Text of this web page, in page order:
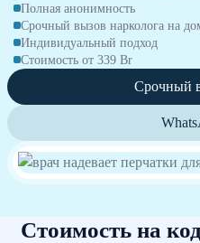
Полная анонимность
Срочный вызов нарколога на
Индивидуальный подход
Стоимость от 339 Br
Срочный
Стоимость на